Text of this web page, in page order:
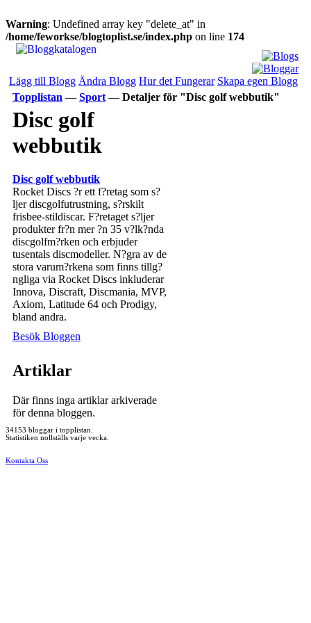
Warning: Undefined array key "delete_at" in
/home/feworkse/blogtoplist.se/index.php on line 174
Lägg till Blogg Ändra Blogg Hur det Fungerar Skapa egen Blogg
Topplistan — Sport — Detaljer för "Disc golf webbutik"
Disc golf
webbutik
Disc golf webbutik
Rocket Discs ?r ett f?retag som s?
ljer discgolfutrustning, s?rskilt
frisbee-stildiscar. F?retaget s?ljer
produkter fr?n mer ?n 35 v?lk?nda
discgolfm?rken och erbjuder
tusentals discmodeller. N?gra av de
stora varum?rkena som finns tillg?
ngliga via Rocket Discs inkluderar
Innova, Discraft, Discmania, MVP,
Axiom, Latitude 64 och Prodigy,
bland andra.
Besök Bloggen
Artiklar
Där finns inga artiklar arkiverade
för denna bloggen.
34153 bloggar i topplistan.
Statistiken nollställs varje vecka.
Kontakta Oss